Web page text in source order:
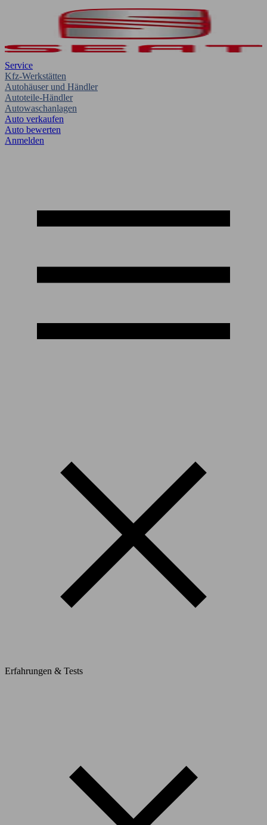
Service
Kfz-Werkstätten
Autohäuser und Händler
Autoteile-Händler
Autowaschanlagen
Auto verkaufen
Auto bewerten
Anmelden
Erfahrungen & Tests